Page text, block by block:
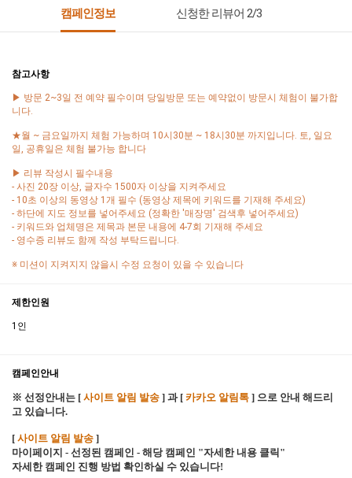
캠페인정보 신청한 리뷰어 2/3
참고사항
▶ 방문 2~3일 전 예약 필수이며 당일방문 또는 예약없이 방문시 체험이 불가합
니다.
★월 ~ 금요일까지 체험 가능하며 10시30분 ~ 18시30분 까지입니다. 토, 일요
일, 공휴일은 체험 불가능 합니다
▶ 리뷰 작성시 필수내용
- 사진 20장 이상, 글자수 1500자 이상을 지켜주세요
- 10초 이상의 동영상 1개 필수 (동영상 제목에 키워드를 기재해 주세요)
- 하단에 지도 정보를 넣어주세요 (정확한 '매장명' 검색후 넣어주세요)
- 키워드와 업체명은 제목과 본문 내용에 4-7회 기재해 주세요
- 영수증 리뷰도 함께 작성 부탁드립니다.
※ 미션이 지켜지지 않을시 수정 요청이 있을 수 있습니다
제한인원
1인
캠페인안내
※ 선정안내는 [ 사이트 알림 발송 ] 과 [ 카카오 알림톡 ] 으로 안내 해드리
고 있습니다.
[ 사이트 알림 발송 ]
마이페이지 - 선정된 캠페인 - 해당 캠페인 "자세한 내용 클릭"
자세한 캠페인 진행 방법 확인하실 수 있습니다!